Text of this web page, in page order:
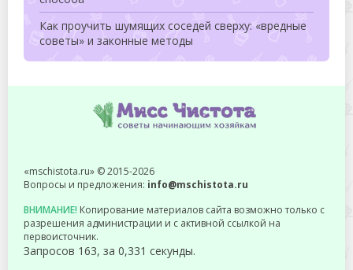
Как проучить шумящих соседей сверху: «вредные
советы» и законные методы
«mschistota.ru» © 2015-2026
Вопросы и предложения: info@mschistota.ru
ВНИМАНИЕ! Копирование материалов сайта возможно только с
разрешения администрации и с активной ссылкой на
первоисточник.
Запросов 163, за 0,331 секунды.